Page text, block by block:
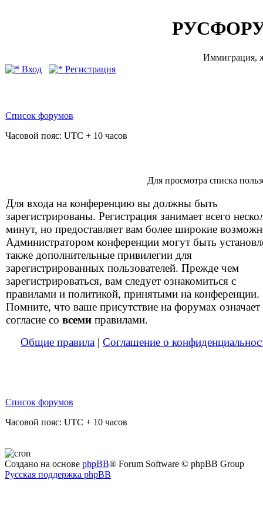
Иммиграция,
Вход
Регистрация
Список форумов
Часовой пояс: UTC + 10 часов
Для просмотра списка
Для входа на конференцию вы должны быть
зарегистрированы. Регистрация занимает всего
минут, но предоставляет вам более широкие
Администратором конференции могут быть
также дополнительные привилегии для
зарегистрированных пользователей. Прежде чем
зарегистрироваться, вам следует ознакомиться с
правилами и политикой, принятыми на конференции.
Помните, что ваше присутствие на форумах означает
согласие со всеми правилами.
Общие правила | Соглашение о
Список форумов
Часовой пояс: UTC + 10 часов
Создано на основе phpBB® Forum Software © phpBB Group
Русская поддержка phpBB